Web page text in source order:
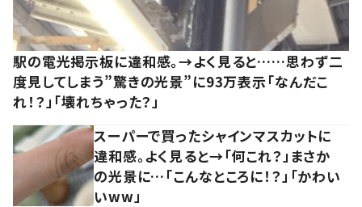
駅の電光掲示板に違和感。→よく見ると……思わず二
度見してしまう”驚きの光景”に93万表示「なんだこ
れ！？」「壊れちゃった？」
スーパーで買ったシャインマスカットに
違和感。よく見ると→「何これ？」まさか
の光景に…「こんなところに！？」「かわい
いww」